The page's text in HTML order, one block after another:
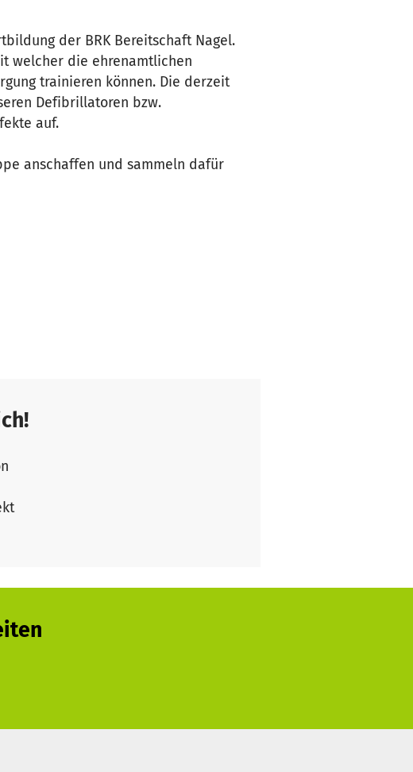
der BRK Bereitschaft Nagel.
welcher die ehrenamtlichen
trainieren können. Die derzeit
Defibrillatoren bzw.
auf.
anschaffen und sammeln dafür